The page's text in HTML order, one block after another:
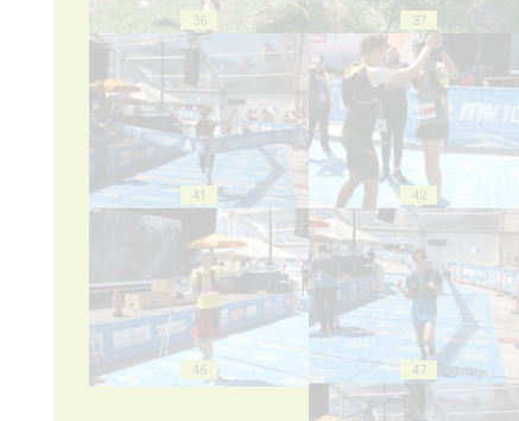
36 37
41 42
46 47